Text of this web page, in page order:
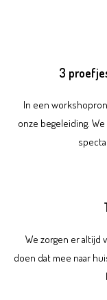
3
In een
onze begeleiding.
We zorgen er
doen dat mee naar